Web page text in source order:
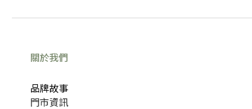
關於我們
品牌故事
門市資訊